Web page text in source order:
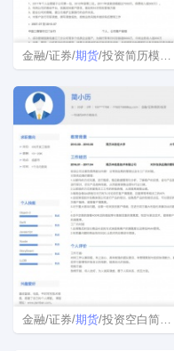
金融/证券/期货/投资简历模板下载
金融/证券/期货/投资空白简历模板